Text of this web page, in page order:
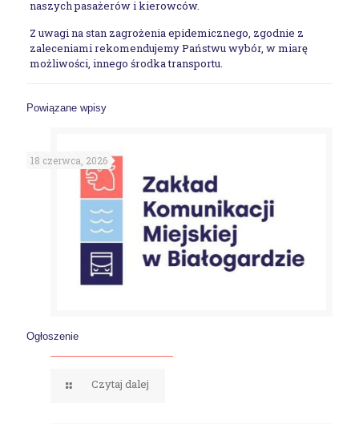
naszych pasażerów i kierowców.
Z uwagi na stan zagrożenia epidemicznego, zgodnie z
zaleceniami rekomendujemy Państwu wybór, w miarę
możliwości, innego środka transportu.
Powiązane wpisy
18 czerwca, 2026
Ogłoszenie
Czytaj dalej